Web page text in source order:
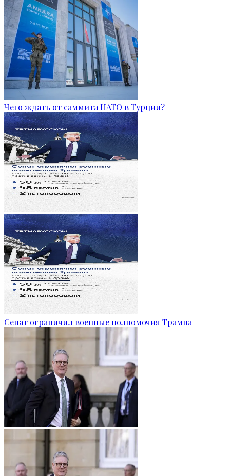
Чего ждать от саммита НАТО в Турции?
Сенат ограничил военные полномочия Трампа